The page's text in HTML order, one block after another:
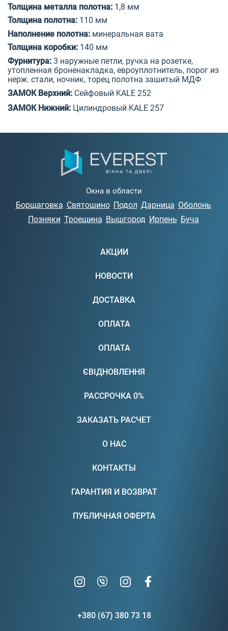
Толщина металла полотна: 1,8 мм
Толщина полотна: 110 мм
Наполнение полотна: минеральная вата
Толщина коробки: 1 40 мм
Фурнитура: 3 наружные петли, ручка на розетке,
утопленная броненакладка, евроуплотнитель, порог из
нерж. стали, ночник, торец полотна зашитый МДФ
ЗАМОК Верхний: Сейфовый KALE 252
ЗАМОК Нижний: Цилиндровый KALE 257
Окна в области
Борщаговка Святошино Подол Дарница Оболонь
Позняки Троещина Вышгород Ирпень Буча
АКЦИИ
НОВОСТИ
ДОСТАВКА
ОПЛАТА
ОПЛАТА
ЄВІДНОВЛЕННЯ
РАССРОЧКА 0%
ЗАКАЗАТЬ РАСЧЕТ
О НАС
КОНТАКТЫ
ГАРАНТИЯ И ВОЗВРАТ
ПУБЛИЧНАЯ ОФЕРТА
+380 (67) 380 73 18